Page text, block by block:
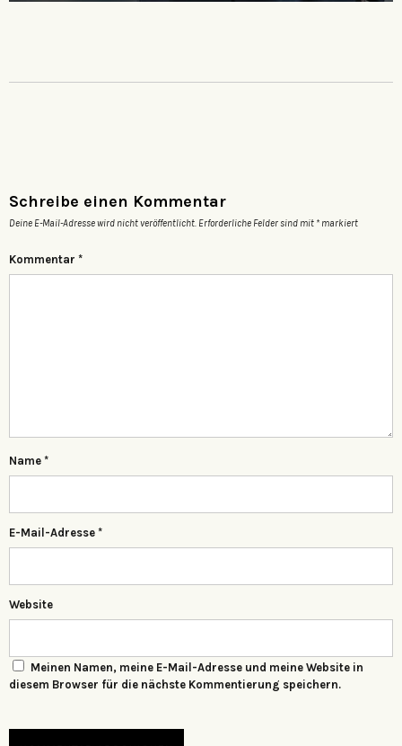
Schreibe einen Kommentar
Deine E-Mail-Adresse wird nicht veröffentlicht. Erforderliche Felder sind mit * markiert
Kommentar *
Name *
E-Mail-Adresse *
Website
Meinen Namen, meine E-Mail-Adresse und meine Website in
diesem Browser für die nächste Kommentierung speichern.